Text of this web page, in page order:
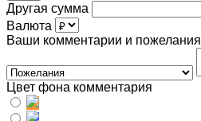
Другая сумма
Валюта
Ваши комментарии и пожелания
Цвет фона комментария